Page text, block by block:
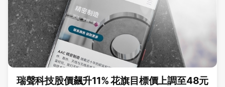
瑞聲科技股價飆升11% 花旗目標價上調至48元